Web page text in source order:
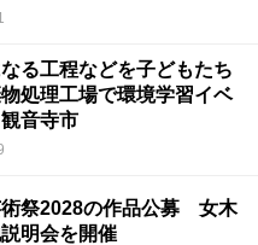
る工程などを子どもたち
処理工場で環境学習イベ
音寺市
術祭2028の作品公募 女木
明会を開催